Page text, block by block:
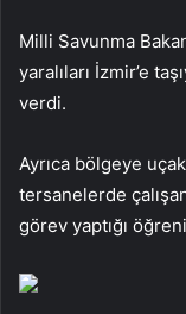
Milli Savunma
yaralıları İzmir’e
verdi.
Ayrıca bölgeye
tersanelerde
görev yaptığı